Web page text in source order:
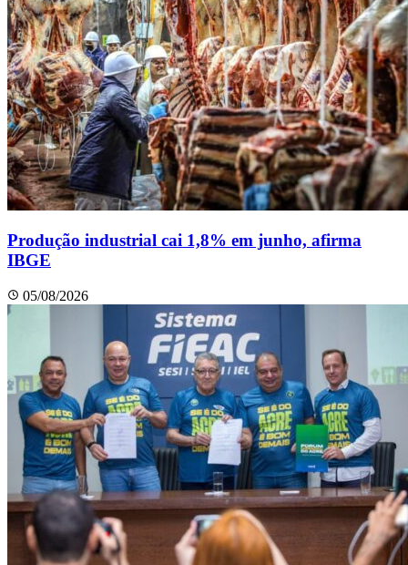
Produção industrial cai 1,8% em junho, afirma
IBGE
05/08/2026